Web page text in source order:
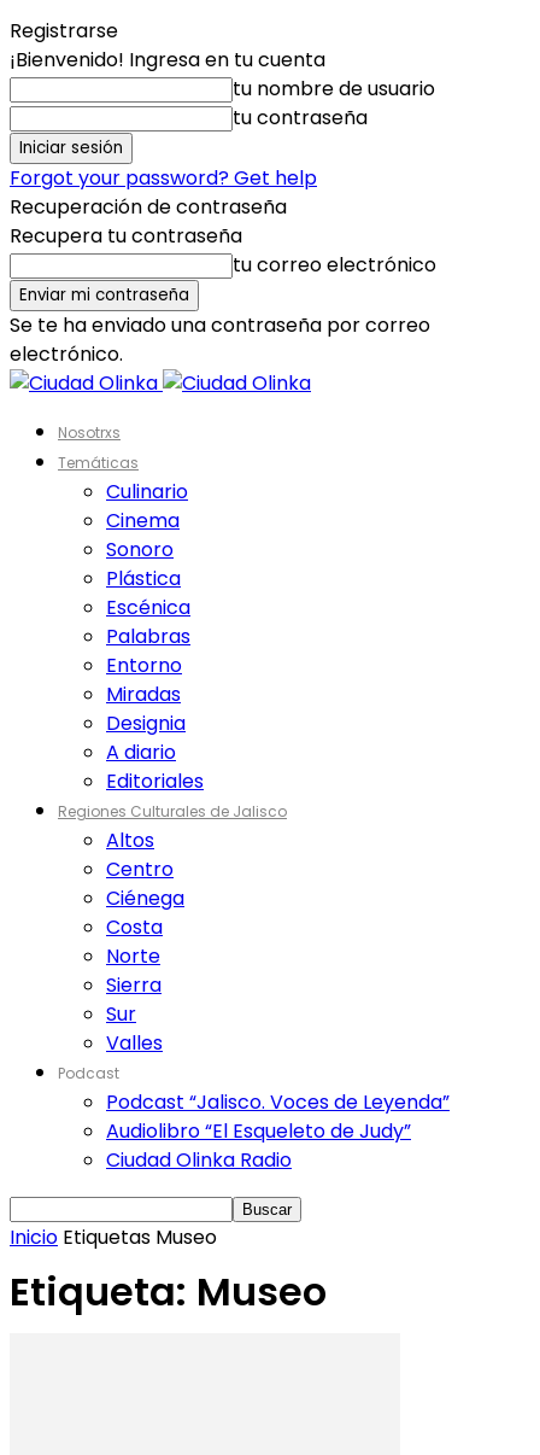
Registrarse
¡Bienvenido! Ingresa en tu cuenta
tu nombre de usuario
tu contraseña
Forgot your password? Get help
Recuperación de contraseña
Recupera tu contraseña
tu correo electrónico
Se te ha enviado una contraseña por correo
electrónico.
Nosotrxs
Temáticas
Culinario
Cinema
Sonoro
Plástica
Escénica
Palabras
Entorno
Miradas
Designia
A diario
Editoriales
Regiones Culturales de Jalisco
Altos
Centro
Ciénega
Costa
Norte
Sierra
Sur
Valles
Podcast
Podcast “Jalisco. Voces de Leyenda”
Audiolibro “El Esqueleto de Judy”
Ciudad Olinka Radio
Inicio Etiquetas Museo
Etiqueta: Museo